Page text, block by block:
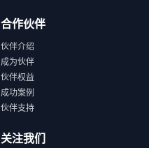
合作伙伴
伙伴介绍
成为伙伴
伙伴权益
成功案例
伙伴支持
关注我们